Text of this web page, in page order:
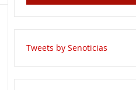
Tweets by Senoticias